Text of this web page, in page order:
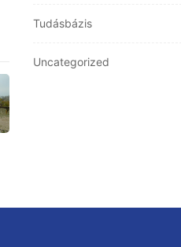
Tudásbázis
Uncategorized